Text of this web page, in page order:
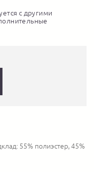
с другими
55% полиэстер, 45%